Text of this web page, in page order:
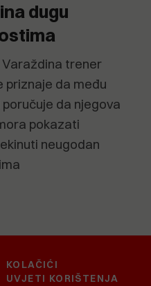
dugu
Varaždina trener
priznaje da među
da njegova
pokazati
neugodan
KOLAČIĆI
UVJETI KORIŠTENJA